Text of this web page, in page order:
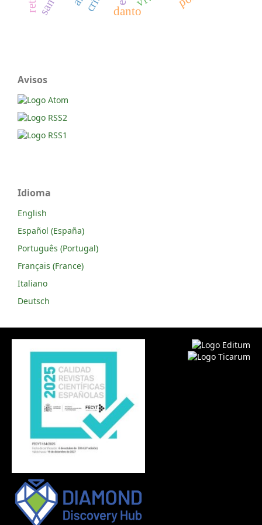
danto
Avisos
Idioma
English
Español (España)
Português (Portugal)
Français (France)
Italiano
Deutsch